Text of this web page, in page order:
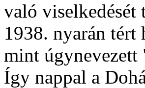
való viselkedését
1938. nyarán tért
mint úgynevezett
Így nappal a